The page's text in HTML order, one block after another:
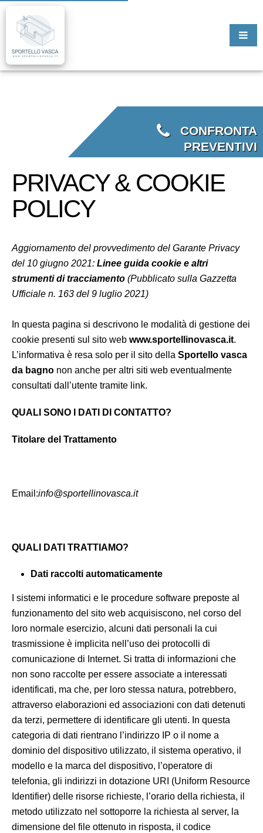
CONFRONTA
PREVENTIVI
PRIVACY & COOKIE
POLICY
Aggiornamento del provvedimento del Garante Privacy
del 10 giugno 2021: Linee guida cookie e altri
strumenti di tracciamento (Pubblicato sulla Gazzetta
Ufficiale n. 163 del 9 luglio 2021)
In questa pagina si descrivono le modalità di gestione dei
cookie presenti sul sito web www.sportellinovasca.it.
L’informativa è resa solo per il sito della Sportello vasca
da bagno non anche per altri siti web eventualmente
consultati dall’utente tramite link.
QUALI SONO I DATI DI CONTATTO?
Titolare del Trattamento
Email:info@sportellinovasca.it
QUALI DATI TRATTIAMO?
Dati raccolti automaticamente
I sistemi informatici e le procedure software preposte al
funzionamento del sito web acquisiscono, nel corso del
loro normale esercizio, alcuni dati personali la cui
trasmissione è implicita nell’uso dei protocolli di
comunicazione di Internet. Si tratta di informazioni che
non sono raccolte per essere associate a interessati
identificati, ma che, per loro stessa natura, potrebbero,
attraverso elaborazioni ed associazioni con dati detenuti
da terzi, permettere di identificare gli utenti. In questa
categoria di dati rientrano l’indirizzo IP o il nome a
dominio del dispositivo utilizzato, il sistema operativo, il
modello e la marca del dispositivo, l’operatore di
telefonia, gli indirizzi in dotazione URI (Uniform Resource
Identifier) delle risorse richieste, l’orario della richiesta, il
metodo utilizzato nel sottoporre la richiesta al server, la
dimensione del file ottenuto in risposta, il codice